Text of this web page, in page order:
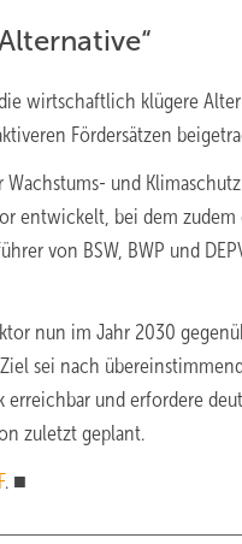
wirtschaftlich klügere
Fördersätzen
und
entwickelt, bei dem zudem
von BSW, BWP und
nun im Jahr 2030
sei nach
erreichbar und erfordere
zuletzt geplant.
. ■